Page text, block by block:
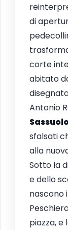
di
corte
abitato
Antonio
sfalsati
alla
Sotto la
e dello
nascono
piazza,